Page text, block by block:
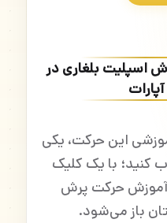
اسپلیت بلغاری در
این حرکت، یکی
کنید؛ با یک کلیک
آموزش حرکت پرش
باز می‌شود.